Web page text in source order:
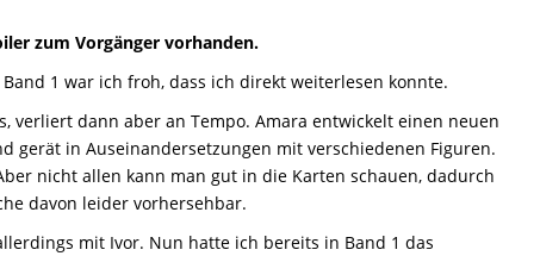
zum Vorgänger vorhanden.
1 war ich froh, dass ich direkt weiterlesen konnte.
verliert dann aber an Tempo. Amara entwickelt einen neuen
gerät in Auseinandersetzungen mit verschiedenen Figuren.
nicht allen kann man gut in die Karten schauen, dadurch
davon leider vorhersehbar.
mit Ivor. Nun hatte ich bereits in Band 1 das